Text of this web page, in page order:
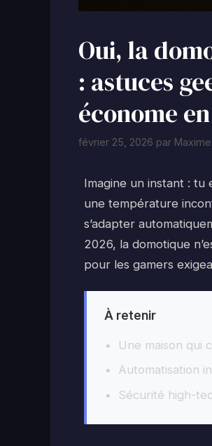
Oui, la
: astuces
économe
février 25, 2026 par
Imagine un instant : tu
une température
s’adapter
2026, la domotique
pour les gamers
À retenir
Une maison qui
Automatisation
Sécurité high-